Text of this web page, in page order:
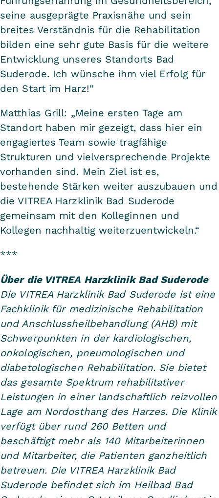
seine ausgeprägte Praxisnähe und sein
breites Verständnis für die Rehabilitation
bilden eine sehr gute Basis für die weitere
Entwicklung unseres Standorts Bad
Suderode. Ich wünsche ihm viel Erfolg für
den Start im Harz!“
Matthias Grill: „Meine ersten Tage am
Standort haben mir gezeigt, dass hier ein
engagiertes Team sowie tragfähige
Strukturen und vielversprechende Projekte
vorhanden sind. Mein Ziel ist es,
bestehende Stärken weiter auszubauen und
die VITREA Harzklinik Bad Suderode
gemeinsam mit den Kolleginnen und
Kollegen nachhaltig weiterzuentwickeln.“
***
Über die VITREA Harzklinik Bad Suderode
Die VITREA Harzklinik Bad Suderode ist eine
Fachklinik für medizinische Rehabilitation
und Anschlussheilbehandlung (AHB) mit
Schwerpunkten in der kardiologischen,
onkologischen, pneumologischen und
diabetologischen Rehabilitation. Sie bietet
das gesamte Spektrum rehabilitativer
Leistungen in einer landschaftlich reizvollen
Lage am Nordosthang des Harzes. Die Klinik
verfügt über rund 260 Betten und
beschäftigt mehr als 140 Mitarbeiterinnen
und Mitarbeiter, die Patienten ganzheitlich
betreuen. Die VITREA Harzklinik Bad
Suderode befindet sich im Heilbad Bad